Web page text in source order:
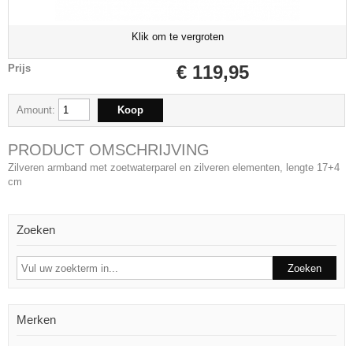
Klik om te vergroten
Prijs € 119,95
Amount:
PRODUCT OMSCHRIJVING
Zilveren armband met zoetwaterparel en zilveren elementen, lengte 17+4
cm
Zoeken
Merken